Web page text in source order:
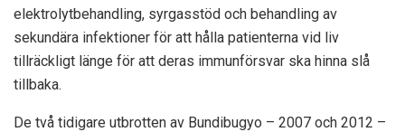
elektrolytbehandling, syrgasstöd och behandling av
sekundära infektioner för att hålla patienterna vid liv
tillräckligt länge för att deras immunförsvar ska hinna slå
tillbaka.
De två tidigare utbrotten av Bundibugyo – 2007 och 2012 –